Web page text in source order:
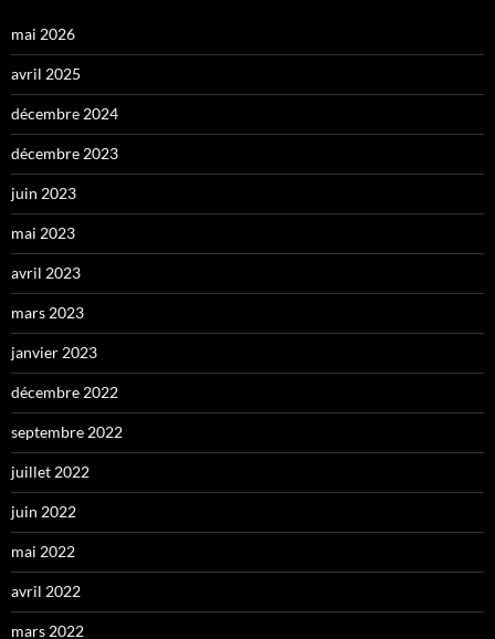
mai 2026
avril 2025
décembre 2024
décembre 2023
juin 2023
mai 2023
avril 2023
mars 2023
janvier 2023
décembre 2022
septembre 2022
juillet 2022
juin 2022
mai 2022
avril 2022
mars 2022